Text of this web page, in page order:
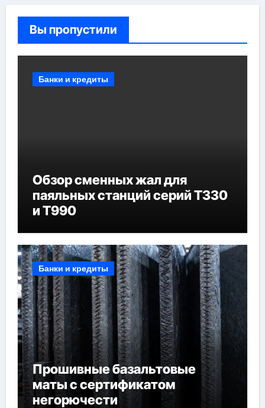
Вы пропустили
Банки и кредиты
Обзор сменных жал для
паяльных станций серий T330
и T990
Банки и кредиты
Прошивные базальтовые
маты с сертификатом
негорючести